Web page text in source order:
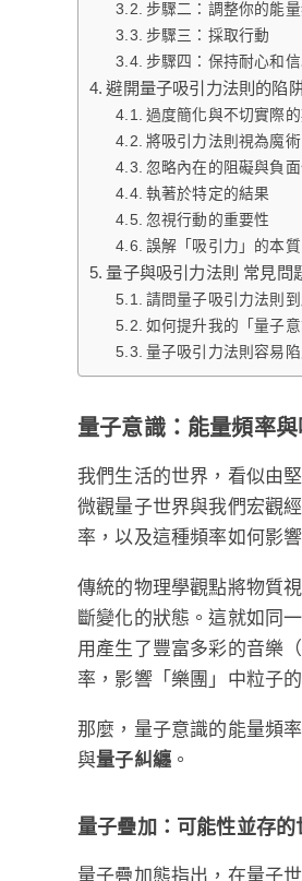
步驟二：調整你的能
步驟三：採取行動
步驟四：保持耐心和
避開量子吸引力法則的陷
過度簡化與不切實際
將吸引力法則視為魔術
忽略內在的阻礙與負
執著於特定的結果
忽視行動的重要性
誤解「吸引力」的本質
量子與吸引力法則 常見問
請問量子吸引力法則
如何提升我的「量子
量子吸引力法則容易
量子意識：能量頻率與
我們生活的世界，看似由
微觀量子世界與我們宏觀
率，以及這種頻率如何影
傳統的物理學觀點將物質
斷變化的狀態。這就如同
用產生了豐富多彩的音樂
率，影響「樂團」中粒子
那麼，量子意識的能量頻
與量子糾纏 。
量子疊加：可能性並存的
量子疊加態指出，在量子